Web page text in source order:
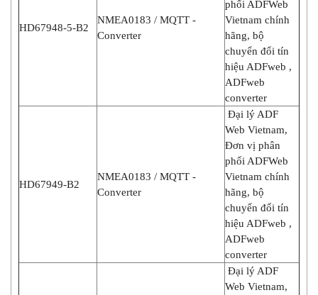
HD67948-5-B2
NMEA0183 / MQTT -
Converter
phối ADFWeb
Vietnam chính
hãng, bộ
chuyển đổi tín
hiệu ADFweb ,
ADFweb
converter
HD67949-B2
NMEA0183 / MQTT -
Converter
Đại lý ADF
Web Vietnam,
Đơn vị phân
phối ADFWeb
Vietnam chính
hãng, bộ
chuyển đổi tín
hiệu ADFweb ,
ADFweb
converter
Đại lý ADF
Web Vietnam,